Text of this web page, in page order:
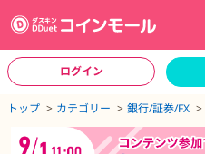
ログイン
トップ カテゴリー 銀行/証券/FX
ジトップへ